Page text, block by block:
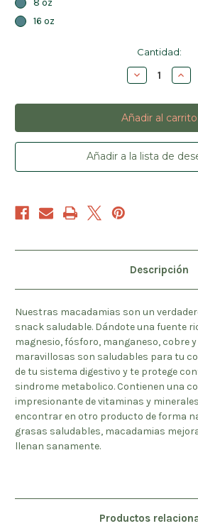
8 oz
16 oz
Cantidad:
Disminuir
la
de
Macadamias
la
de
Añadir a la lista de
Descripción
Nuestras macadamias son un
snack saludable. Dándote una fuente
magnesio, fósforo, manganeso, cobre
maravillosas son saludables para tu
de tu sistema digestivo y te protege
sindrome metabolico. Contienen una
impresionante de vitaminas y
encontrar en otro producto de forma
grasas saludables, macadamias
llenan sanamente.
Productos